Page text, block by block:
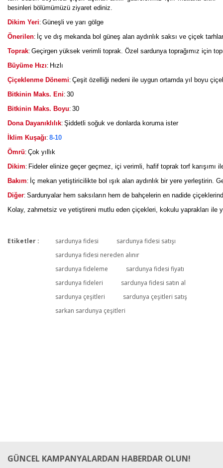
besinleri bölümümüzü ziyaret ediniz.
Dikim Yeri: Güneşli ve yarı gölge
Önerilen: İç ve dış mekanda bol güneş alan aydınlık saksı ve çiçek
Toprak: Geçirgen yüksek verimli toprak. Özel sardunya toprağımız için
Büyüme Hızı: Hızlı
Çiçeklenme Dönemi: Çeşit özelliği nedeni ile uygun ortamda yıl boyu
Bitkinin Maks. Eni: 30
Bitkinin Maks. Boyu: 30
Dona Dayanıklılık: Şiddetli soğuk ve donlarda koruma ister
İklim Kuşağı: 8-10
Ömrü: Çok yıllık
Dikim: Fideler elinize geçer geçmez, içi verimli, hafif toprak torf karışımı
Bakım: İç mekan yetiştiricilikte bol ışık alan aydınlık bir yere yerleştirin.
Diğer: Sardunyalar hem saksıların hem de bahçelerin en nadide
Kolay, zahmetsiz ve yetiştireni mutlu eden çiçekleri, kokulu yaprakları ile
Bu ürüne ilk yorumu siz yapın!
Yorum Yaz
Etiketler : sardunya fidesi
sardunya fidesi satışı
sardunya fidesi nereden alınır
sardunya fideleme
sardunya fidesi fiyatı
sardunya fideleri
sardunya fidesi satın al
sardunya çeşitleri
sardunya çeşitleri satış
sarkan sardunya çeşitleri
GÜNCEL KAMPANYALARDAN HABERDAR OLUN!